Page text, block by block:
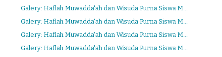
Galery: Haflah Muwadda'ah dan Wisuda Purna Siswa M...
Galery: Haflah Muwadda'ah dan Wisuda Purna Siswa M...
Galery: Haflah Muwadda'ah dan Wisuda Purna Siswa M...
Galery: Haflah Muwadda'ah dan Wisuda Purna Siswa M...